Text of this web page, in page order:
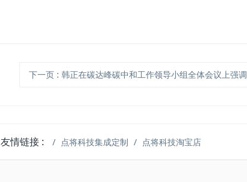
下一页 : 韩正在碳达峰碳中和工作领导小组全体会议上强调 科学把握节奏 聚焦重点关键 扎扎实实推进碳达峰碳中和工作
友情链接 : 点将科技集成定制 点将科技淘宝店